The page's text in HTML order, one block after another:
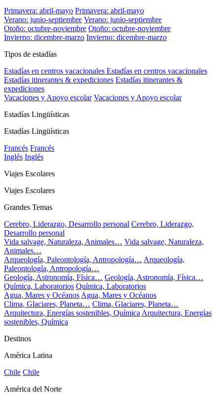
Primavera: abril-mayo Primavera: abril-mayo
Verano: junio-septiembre Verano: junio-septiembre
Otoño: octubre-noviembre Otoño: octubre-noviembre
Invierno: dicembre-marzo Invierno: dicembre-marzo
Tipos de estadías
Estadías en centros vacacionales Estadías en centros vacacionales
Estadías itinerantes & expediciones Estadías itinerantes &
expediciones
Vacaciones y Apoyo escolar Vacaciones y Apoyo escolar
Estadías Lingüísticas
Estadías Lingüísticas
Francés Francés
Inglés Inglés
Viajes Escolares
Viajes Escolares
Grandes Temas
Cerebro, Liderazgo, Desarrollo personal Cerebro, Liderazgo,
Desarrollo personal
Vida salvage, Naturaleza, Animales… Vida salvage, Naturaleza,
Animales…
Arqueología, Paleontología, Antropología… Arqueología,
Paleontología, Antropología…
Geología, Astronomía, Física… Geología, Astronomía, Física…
Química, Laboratorios Química, Laboratorios
Agua, Mares y OcéanosAgua, Mares y Océanos
Clima, Glaciares, Planeta… Clima, Glaciares, Planeta…
Arquitectura, Energías sostenibles, QuímicaArquitectura, Energías
sostenibles, Química
Destinos
América Latina
Chile Chile
América del Norte